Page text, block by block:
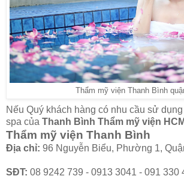
Thẩm mỹ viện Thanh Bình
Nếu Quý khách hàng có nhu cầu sử
spa của Thanh Bình Thẩm mỹ viện HCM
Thẩm mỹ viện Thanh Bình
Địa chỉ: 96 Nguyễn Biểu, Phường 1,
SĐT: 08 9242 739 - 0913 3041 - 091 330